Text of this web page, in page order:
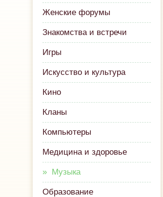
Женские форумы
Знакомства и встречи
Игры
Искусство и культура
Кино
Кланы
Компьютеры
Медицина и здоровье
Музыка
Образование